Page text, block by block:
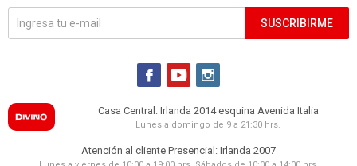
SUSCRIBIRME
  
Casa Central: Irlanda 2014 esquina Avenida Italia
Lunes a domingo de 9 a 21:30 hrs.
Atención al cliente Presencial: Irlanda 2007